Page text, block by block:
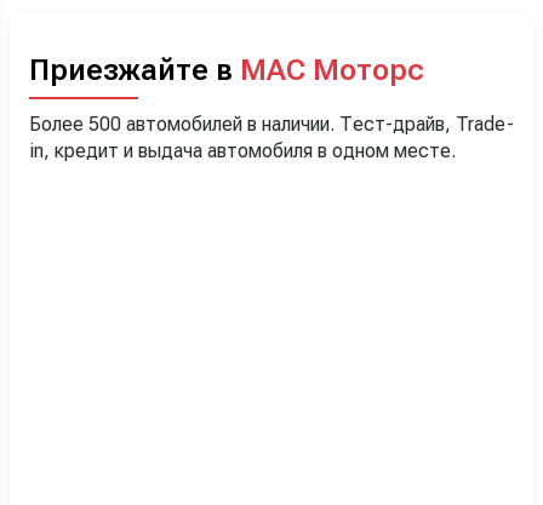
Приезжайте в МАС Моторс
Более 500 автомобилей в наличии. Тест-драйв, Trade-
in, кредит и выдача автомобиля в одном месте.